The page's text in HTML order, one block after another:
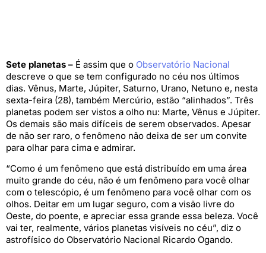
Sete planetas – É assim que o Observatório Nacional
descreve o que se tem configurado no céu nos últimos
dias. Vênus, Marte, Júpiter, Saturno, Urano, Netuno e, nesta
sexta-feira (28), também Mercúrio, estão “alinhados”. Três
planetas podem ser vistos a olho nu: Marte, Vênus e Júpiter.
Os demais são mais difíceis de serem observados. Apesar
de não ser raro, o fenômeno não deixa de ser um convite
para olhar para cima e admirar.
“Como é um fenômeno que está distribuído em uma área
muito grande do céu, não é um fenômeno para você olhar
com o telescópio, é um fenômeno para você olhar com os
olhos. Deitar em um lugar seguro, com a visão livre do
Oeste, do poente, e apreciar essa grande essa beleza. Você
vai ter, realmente, vários planetas visíveis no céu”, diz o
astrofísico do Observatório Nacional Ricardo Ogando.